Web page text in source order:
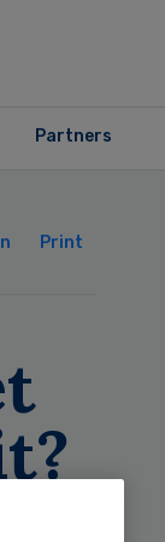
Partners
Print